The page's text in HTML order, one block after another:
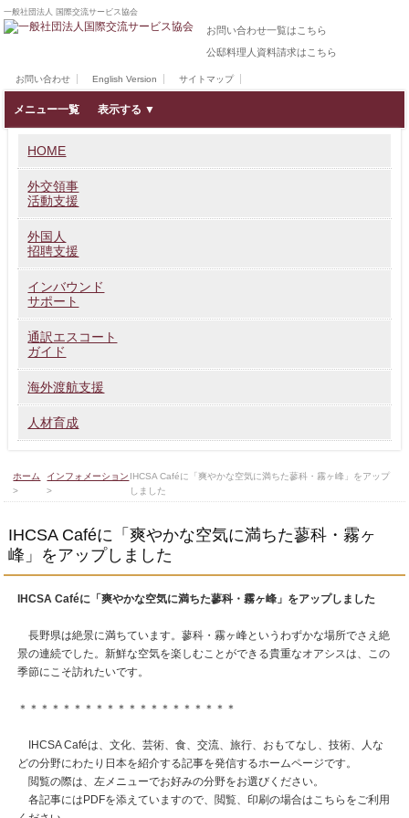
一般社団法人 国際交流サービス協会
お問い合わせ一覧はこちら
公邸料理人資料請求はこちら
お問い合わせ English Version サイトマップ
メニュー一覧
HOME
外交領事
活動支援
外国人
招聘支援
インバウンド
サポート
通訳エスコート
ガイド
海外渡航支援
人材育成
ホーム
>
インフォメーション
>
IHCSA Caféに「爽やかな空気に満ちた蓼科・霧ヶ峰」をアップ
しました
IHCSA Caféに「爽やかな空気に満ちた蓼科・霧ヶ
峰」をアップしました
IHCSA Caféに「爽やかな空気に満ちた蓼科・霧ヶ峰」をアップしました
長野県は絶景に満ちています。蓼科・霧ヶ峰というわずかな場所でさえ絶
景の連続でした。新鮮な空気を楽しむことができる貴重なオアシスは、この
季節にこそ訪れたいです。
＊＊＊＊＊＊＊＊＊＊＊＊＊＊＊＊＊＊＊＊
IHCSA Caféは、文化、芸術、食、交流、旅行、おもてなし、技術、人な
どの分野にわたり日本を紹介する記事を発信するホームページです。
閲覧の際は、左メニューでお好みの分野をお選びください。
各記事にはPDFを添えていますので、閲覧、印刷の場合はこちらをご利用